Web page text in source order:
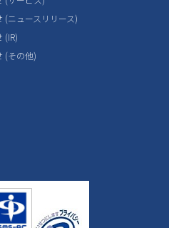
(ニュースリリース)
(IR)
(その他)